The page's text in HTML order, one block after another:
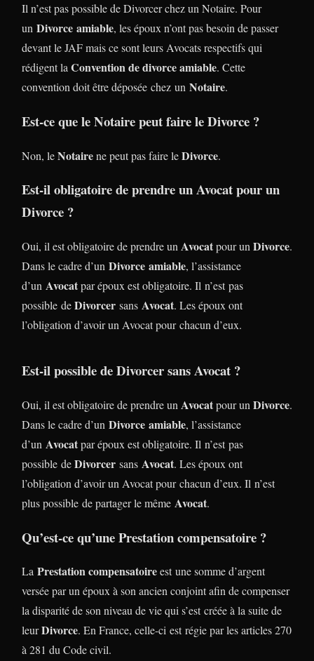
Il n’est pas possible de Divorcer chez un Notaire. Pour
un Divorce amiable, les époux n’ont pas besoin de passer
devant le JAF mais ce sont leurs Avocats respectifs qui
rédigent laConvention de divorce amiable. Cette
convention doit être déposée chez un Notaire.
Est-ce que le Notaire peut faire le Divorce ?
Non, leNotairene peut pas faire leDivorce.
Est-il obligatoire de prendre un Avocat pour un
Divorce ?
Oui, il est obligatoire de prendre un Avocatpour un Divorce.
Dans le cadre d’un Divorce amiable, l’assistance
d’un Avocatpar époux est obligatoire. Il n’est pas
possible deDivorcer sans Avocat. Les époux ont
l’obligation d’avoir un Avocat pour chacun d’eux.
Est-il possible de Divorcer sans Avocat ?
Oui, il est obligatoire de prendre un Avocatpour un Divorce.
Dans le cadre d’un Divorce amiable, l’assistance
d’un Avocatpar époux est obligatoire. Il n’est pas
possible deDivorcer sans Avocat. Les époux ont
l’obligation d’avoir un Avocat pour chacun d’eux. Il n’est
plus possible de partager le même Avocat.
Qu’est-ce qu’une Prestation compensatoire ?
La Prestation compensatoireest une somme d’argent
versée par un époux à son ancien conjoint afin de compenser
la disparité de son niveau de vie qui s’est créée à la suite de
leurDivorce. En France, celle-ci est régie par les articles 270
à 281 du Code civil.